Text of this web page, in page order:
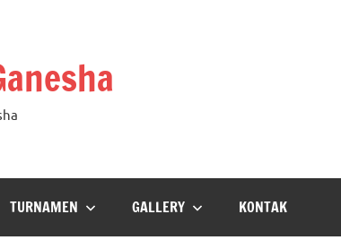
TURNAMEN GALLERY KONTAK